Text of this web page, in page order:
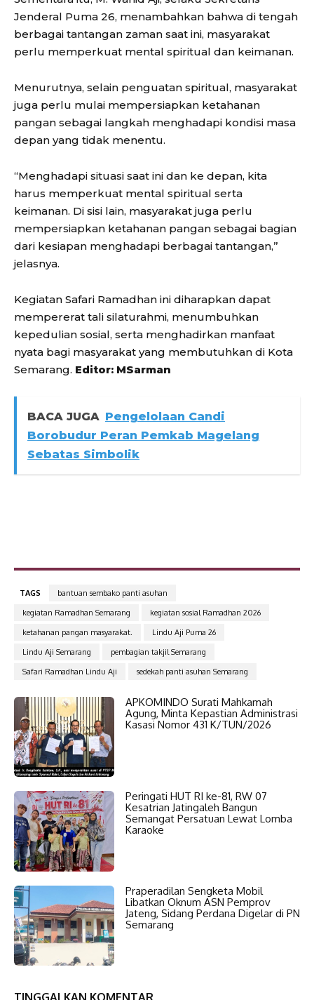
Jenderal Puma 26, menambahkan bahwa di tengah
berbagai tantangan zaman saat ini, masyarakat
perlu memperkuat mental spiritual dan keimanan.
Menurutnya, selain penguatan spiritual, masyarakat
juga perlu mulai mempersiapkan ketahanan
pangan sebagai langkah menghadapi kondisi masa
depan yang tidak menentu.
“Menghadapi situasi saat ini dan ke depan, kita
harus memperkuat mental spiritual serta
keimanan. Di sisi lain, masyarakat juga perlu
mempersiapkan ketahanan pangan sebagai bagian
dari kesiapan menghadapi berbagai tantangan,”
jelasnya.
Kegiatan Safari Ramadhan ini diharapkan dapat
mempererat tali silaturahmi, menumbuhkan
kepedulian sosial, serta menghadirkan manfaat
nyata bagi masyarakat yang membutuhkan di Kota
Semarang. Editor: MSarman
BACA JUGA Pengelolaan Candi
Borobudur Peran Pemkab Magelang
Sebatas Simbolik
TAGS
bantuan sembako panti asuhan
kegiatan Ramadhan Semarang
kegiatan sosial Ramadhan 2026
ketahanan pangan masyarakat.
Lindu Aji Puma 26
Lindu Aji Semarang
pembagian takjil Semarang
Safari Ramadhan Lindu Aji
sedekah panti asuhan Semarang
APKOMINDO Surati Mahkamah
Agung, Minta Kepastian Administrasi
Kasasi Nomor 431 K/TUN/2026
Peringati HUT RI ke-81, RW 07
Kesatrian Jatingaleh Bangun
Semangat Persatuan Lewat Lomba
Karaoke
Praperadilan Sengketa Mobil
Libatkan Oknum ASN Pemprov
Jateng, Sidang Perdana Digelar di PN
Semarang
TINGGALKAN KOMENTAR